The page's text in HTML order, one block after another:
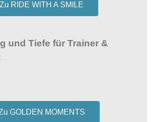
Zu RIDE WITH A SMILE
und Tiefe für Trainer &
GOLDEN MOMENTS